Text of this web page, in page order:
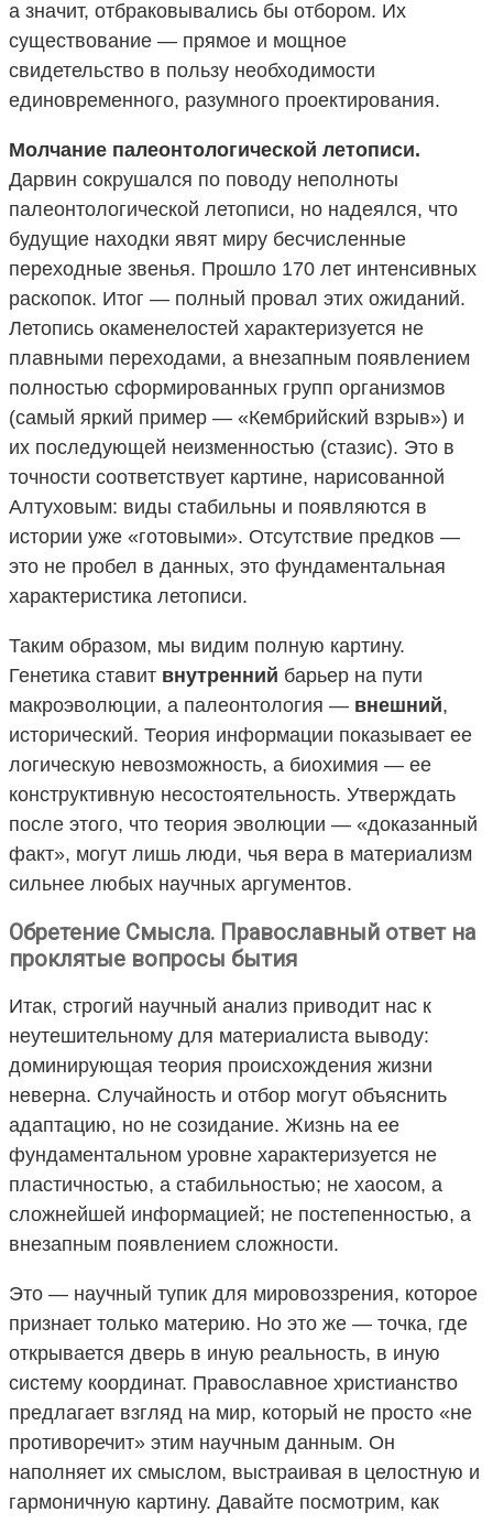
а значит, отбраковывались бы отбором. Их
существование — прямое и мощное
свидетельство в пользу необходимости
единовременного, разумного проектирования.
Молчание палеонтологической летописи.
Дарвин сокрушался по поводу неполноты
палеонтологической летописи, но надеялся, что
будущие находки явят миру бесчисленные
переходные звенья. Прошло 170 лет интенсивных
раскопок. Итог — полный провал этих ожиданий.
Летопись окаменелостей характеризуется не
плавными переходами, а внезапным появлением
полностью сформированных групп организмов
(самый яркий пример — «Кембрийский взрыв») и
их последующей неизменностью (стазис). Это в
точности соответствует картине, нарисованной
Алтуховым: виды стабильны и появляются в
истории уже «готовыми». Отсутствие предков —
это не пробел в данных, это фундаментальная
характеристика летописи.
Таким образом, мы видим полную картину.
Генетика ставит внутренний барьер на пути
макроэволюции, а палеонтология — внешний,
исторический. Теория информации показывает ее
логическую невозможность, а биохимия — ее
конструктивную несостоятельность. Утверждать
после этого, что теория эволюции — «доказанный
факт», могут лишь люди, чья вера в материализм
сильнее любых научных аргументов.
Обретение Смысла. Православный ответ на
проклятые вопросы бытия
Итак, строгий научный анализ приводит нас к
неутешительному для материалиста выводу:
доминирующая теория происхождения жизни
неверна. Случайность и отбор могут объяснить
адаптацию, но не созидание. Жизнь на ее
фундаментальном уровне характеризуется не
пластичностью, а стабильностью; не хаосом, а
сложнейшей информацией; не постепенностью, а
внезапным появлением сложности.
Это — научный тупик для мировоззрения, которое
признает только материю. Но это же — точка, где
открывается дверь в иную реальность, в иную
систему координат. Православное христианство
предлагает взгляд на мир, который не просто «не
противоречит» этим научным данным. Он
наполняет их смыслом, выстраивая в целостную и
гармоничную картину. Давайте посмотрим, как